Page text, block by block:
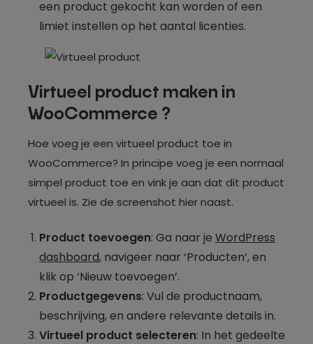
een product gekocht kan worden of een
limiet instellen op het aantal licenties.
Virtueel product maken in
WooCommerce ?
Hoe voeg je een virtueel product toe in
WooCommerce? In principe voeg je een normaal
simpel product toe en vink je aan dat dit product
virtueel is. Zie de screenshot hier naast.
Product toevoegen: Ga naar je WordPress
dashboard, navigeer naar ‘Producten’, en
klik op ‘Nieuw toevoegen’.
Productgegevens: Vul de productnaam,
beschrijving, en andere relevante details in.
Virtueel product selecteren: In het gedeelte